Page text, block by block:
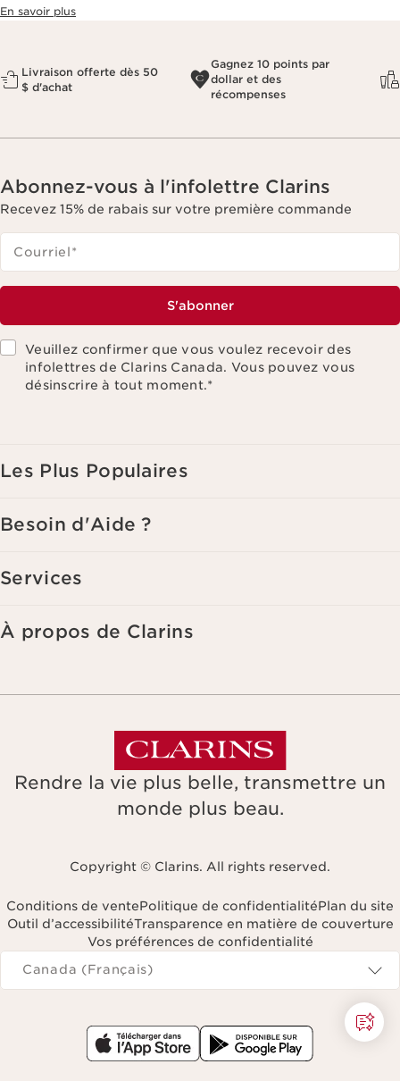
En savoir plus
Livraison offerte dès 50
$ d'achat
Gagnez 10 points par
dollar et des
récompenses
Abonnez-vous à l'infolettre Clarins
Recevez 15% de rabais sur votre première commande
Courriel*
S'abonner
Veuillez confirmer que vous voulez recevoir des
infolettres de Clarins Canada. Vous pouvez vous
désinscrire à tout moment.*
Les Plus Populaires
Besoin d'Aide ?
Services
À propos de Clarins
Rendre la vie plus belle, transmettre un
monde plus beau.
Copyright © Clarins. All rights reserved.
Conditions de ventePolitique de confidentialitéPlan du site
Outil d’accessibilitéTransparence en matière de couverture
Vos préférences de confidentialité
Navigates to
Canada (Français)